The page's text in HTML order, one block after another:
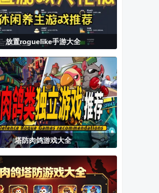
版
生存模组游戏
珠
版
巴西卡车司机
在线游戏中文
版
神之天平移植
版
放置roguelike手游大全
塔防肉鸽游戏大全